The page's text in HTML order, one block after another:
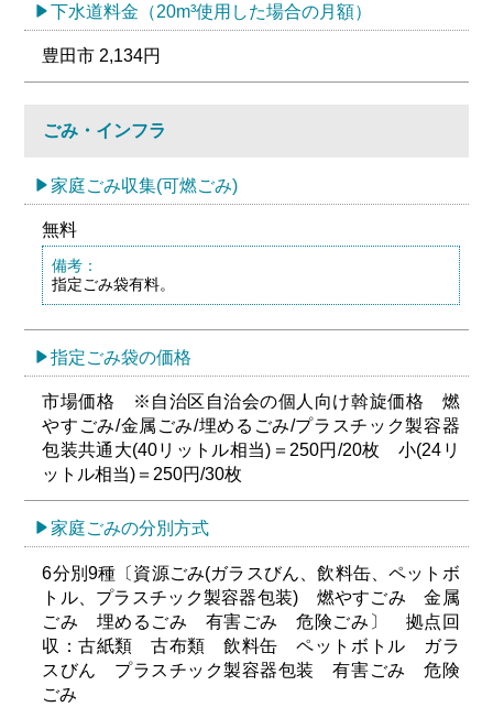
下水道料金（20m³使用した場合の月額）
豊田市 2,134円
ごみ・インフラ
家庭ごみ収集(可燃ごみ)
無料
備考：
指定ごみ袋有料。
指定ごみ袋の価格
市場価格 ※自治区自治会の個人向け斡旋価格 燃
やすごみ/金属ごみ/埋めるごみ/プラスチック製容器
包装共通大(40リットル相当)＝250円/20枚 小(24リ
ットル相当)＝250円/30枚
家庭ごみの分別方式
6分別9種〔資源ごみ(ガラスびん、飲料缶、ペットボ
トル、プラスチック製容器包装) 燃やすごみ 金属
ごみ 埋めるごみ 有害ごみ 危険ごみ〕 拠点回
収：古紙類 古布類 飲料缶 ペットボトル ガラ
スびん プラスチック製容器包装 有害ごみ 危険
ごみ